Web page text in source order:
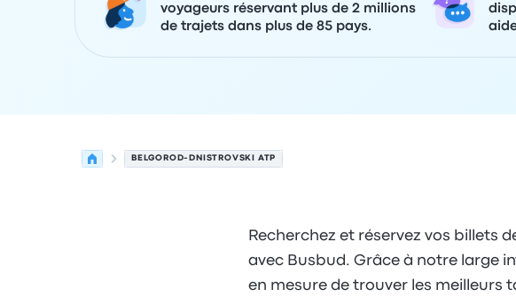
voyageurs réservant plus de 2 millions
de trajets dans plus de 85 pays.
BELGOROD-DNISTROVSKI ATP
Recherchez et réservez vos billets
avec Busbud. Grâce à notre large
en mesure de trouver les meilleurs